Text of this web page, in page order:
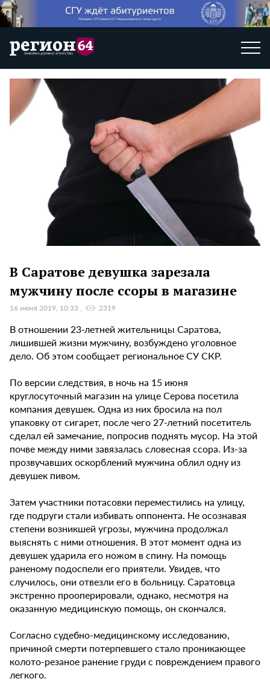
В Саратове девушка зарезала
мужчину после ссоры в магазине
16 июня 2019, 10:33 2319
В отношении 23-летней жительницы Саратова,
лишившей жизни мужчину, возбуждено уголовное
дело. Об этом сообщает региональное СУ СКР.
По версии следствия, в ночь на 15 июня
круглосуточный магазин на улице Серова посетила
компания девушек. Одна из них бросила на пол
упаковку от сигарет, после чего 27-летний посетитель
сделал ей замечание, попросив поднять мусор. На этой
почве между ними завязалась словесная ссора. Из-за
прозвучавших оскорблений мужчина облил одну из
девушек пивом.
Затем участники потасовки переместились на улицу,
где подруги стали избивать оппонента. Не осознавая
степени возникшей угрозы, мужчина продолжал
выяснять с ними отношения. В этот момент одна из
девушек ударила его ножом в спину. На помощь
раненому подоспели его приятели. Увидев, что
случилось, они отвезли его в больницу. Саратовца
экстренно прооперировали, однако, несмотря на
оказанную медицинскую помощь, он скончался.
Согласно судебно-медицинскому исследованию,
причиной смерти потерпевшего стало проникающее
колото-резаное ранение груди с повреждением правого
легкого.